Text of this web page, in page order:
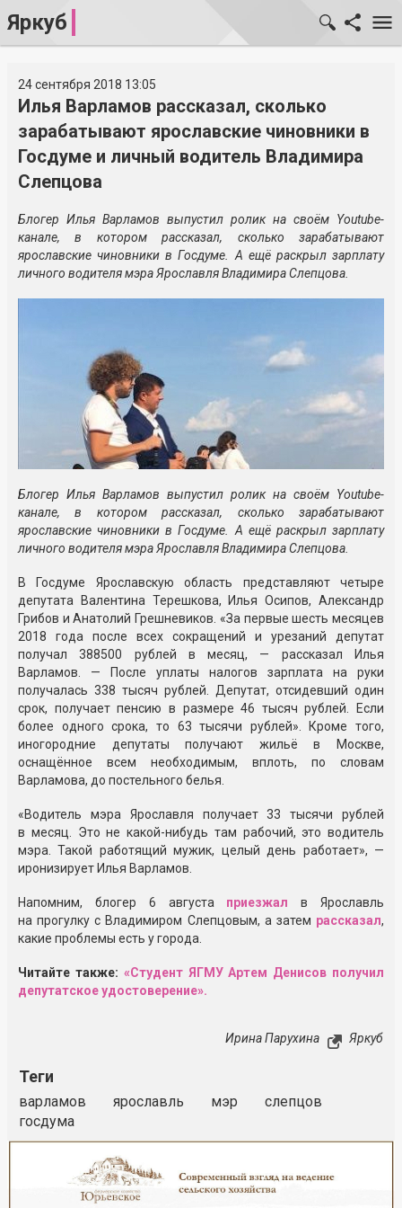
Яркуб
24 сентября 2018 13:05
Илья Варламов рассказал, сколько
зарабатывают ярославские чиновники в
Госдуме и личный водитель Владимира
Слепцова
Блогер Илья Варламов выпустил ролик на своём Youtube-
канале, в котором рассказал, сколько зарабатывают
ярославские чиновники в Госдуме. А ещё раскрыл зарплату
личного водителя мэра Ярославля Владимира Слепцова.
Блогер Илья Варламов выпустил ролик на своём Youtube-
канале, в котором рассказал, сколько зарабатывают
ярославские чиновники в Госдуме. А ещё раскрыл зарплату
личного водителя мэра Ярославля Владимира Слепцова.
В Госдуме Ярославскую область представляют четыре
депутата Валентина Терешкова, Илья Осипов, Александр
Грибов и Анатолий Грешневиков. «За первые шесть месяцев
2018 года после всех сокращений и урезаний депутат
получал 388500 рублей в месяц, — рассказал Илья
Варламов. — После уплаты налогов зарплата на руки
получалась 338 тысяч рублей. Депутат, отсидевший один
срок, получает пенсию в размере 46 тысяч рублей. Если
более одного срока, то 63 тысячи рублей». Кроме того,
иногородние депутаты получают жильё в Москве,
оснащённое всем необходимым, вплоть, по словам
Варламова, до постельного белья.
«Водитель мэра Ярославля получает 33 тысячи рублей
в месяц. Это не какой-нибудь там рабочий, это водитель
мэра. Такой работящий мужик, целый день работает», —
иронизирует Илья Варламов.
Напомним, блогер 6 августа приезжал в Ярославль
на прогулку с Владимиром Слепцовым, а затем рассказал,
какие проблемы есть у города.
Читайте также: «Студент ЯГМУ Артем Денисов получил
депутатское удостоверение».
Ирина Парухина Яркуб
Теги
варламов ярославль мэр
слепцов
госдума